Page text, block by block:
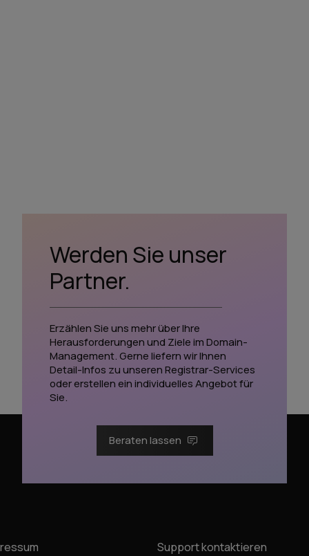
Werden Sie unser
Partner.
Erzählen Sie uns mehr über Ihre
Herausforderungen und Ziele im Domain-
Management. Gerne liefern wir Ihnen
Detail-Infos zu unseren Registrar-Services
oder erstellen ein individuelles Angebot für
Sie.
Beraten lassen
Support kontaktieren